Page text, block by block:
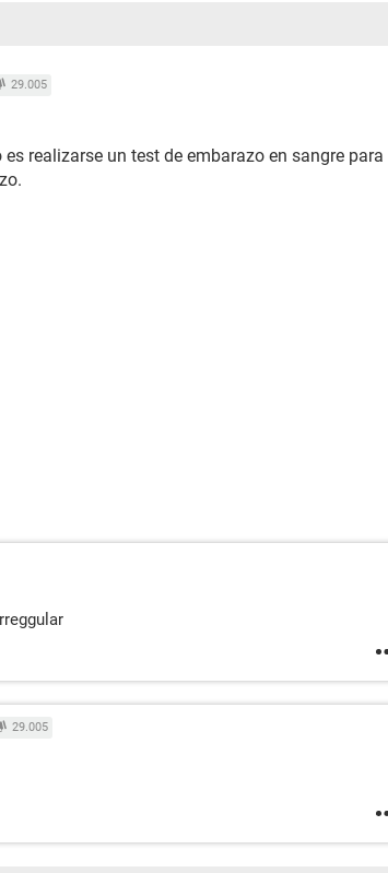
29.005
realizarse un test de embarazo en sangre para
29.005